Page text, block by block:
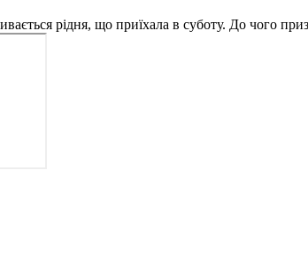
рідня, що приїхала в суботу. До чого